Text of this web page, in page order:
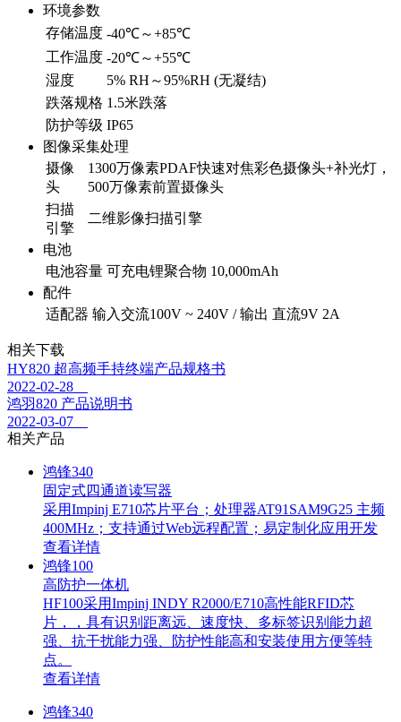
环境参数
存储温度 -40℃～+85℃
工作温度 -20℃～+55℃
湿度
5% RH～95%RH (无凝结)
跌落规格 1.5米跌落
防护等级 IP65
图像采集处理
摄像
头
1300万像素PDAF快速对焦彩色摄像头+补光灯，
500万像素前置摄像头
扫描
引擎
二维影像扫描引擎
电池
电池容量 可充电锂聚合物 10,000mAh
配件
适配器 输入交流100V ~ 240V / 输出 直流9V 2A
相关下载
HY820 超高频手持终端产品规格书
2022-02-28
鸿羽820 产品说明书
2022-03-07
相关产品
鸿锋340
固定式四通道读写器
采用Impinj E710芯片平台；处理器AT91SAM9G25 主频
400MHz；支持通过Web远程配置；易定制化应用开发
查看详情
鸿锋100
高防护一体机
HF100采用Impinj INDY R2000/E710高性能RFID芯
片，，具有识别距离远、速度快、多标签识别能力超
强、抗干扰能力强、防护性能高和安装使用方便等特
点。
查看详情
鸿锋340